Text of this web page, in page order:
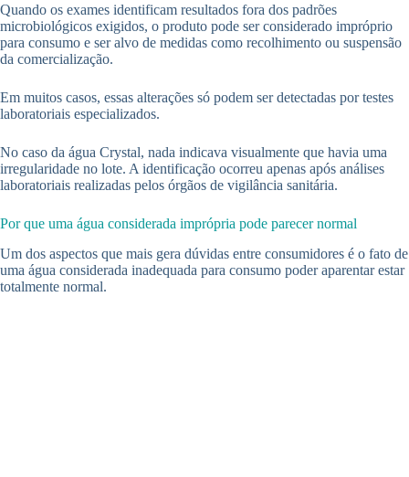
Quando os exames identificam resultados fora dos padrões
microbiológicos exigidos, o produto pode ser considerado impróprio
para consumo e ser alvo de medidas como recolhimento ou suspensão
da comercialização.
Em muitos casos, essas alterações só podem ser detectadas por testes
laboratoriais especializados.
No caso da água Crystal, nada indicava visualmente que havia uma
irregularidade no lote. A identificação ocorreu apenas após análises
laboratoriais realizadas pelos órgãos de vigilância sanitária.
Por que uma água considerada imprópria pode parecer normal
Um dos aspectos que mais gera dúvidas entre consumidores é o fato de
uma água considerada inadequada para consumo poder aparentar estar
totalmente normal.